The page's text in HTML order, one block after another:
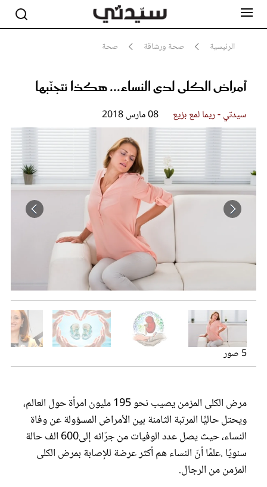
الرئيسية صحة ورشاقة صحة
أمراض الكلى لدى النساء... هكذا نتجنّبها
سيدتي - ريما لمع بزيع 08 مارس 2018
اليوم العالمي للكلى
"إحمي كِلْيتِك متل عَيْلتِك" في اليوم العالمي للكلى
الدكتور روبير نجم، رئيس الجمعية اللبنانية لأمراض الكلى والضغط
متحدثاً عن حملة التوعية
5 صور
مرض الكلى المزمن يصيب نحو 195 مليون امرأة حول العالم،
ويحتل حاليًّا المرتبة الثامنة بين الأمراض المسؤولة عن وفاة
النساء، حيث يصل عدد الوفيات من جرّائه إلى600 الف حالة
سنويًا .علمًا أنّ النساء هم أكثر عرضة للإصابة بمرض الكلى
المزمن من الرجال.
مشاهير
جمال
صحة ورشاقة
سيدتي وطفلك
لايف ستايل
فيديو
مطبخ سيدتي
مجلة سيدتي